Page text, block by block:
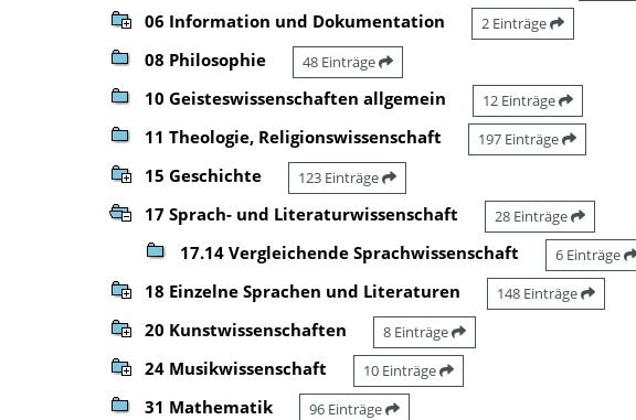
06 Information und Dokumentation 2 Einträge
08 Philosophie 48 Einträge
10 Geisteswissenschaften allgemein 12 Einträge
11 Theologie, Religionswissenschaft 197 Einträge
15 Geschichte 123 Einträge
17 Sprach- und Literaturwissenschaft 28 Einträge
17.14 Vergleichende Sprachwissenschaft 6 Einträge
18 Einzelne Sprachen und Literaturen 148 Einträge
20 Kunstwissenschaften 8 Einträge
24 Musikwissenschaft 10 Einträge
31 Mathematik 96 Einträge